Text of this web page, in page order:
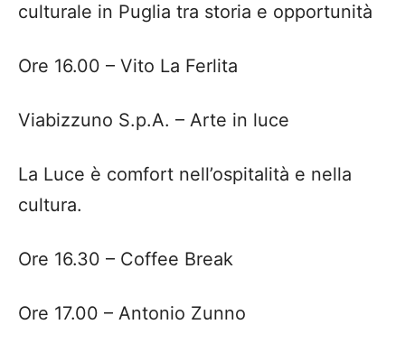
culturale in Puglia tra storia e opportunità
Ore 16.00 – Vito La Ferlita
Viabizzuno S.p.A. – Arte in luce
La Luce è comfort nell’ospitalità e nella
cultura.
Ore 16.30 – Coffee Break
Ore 17.00 – Antonio Zunno